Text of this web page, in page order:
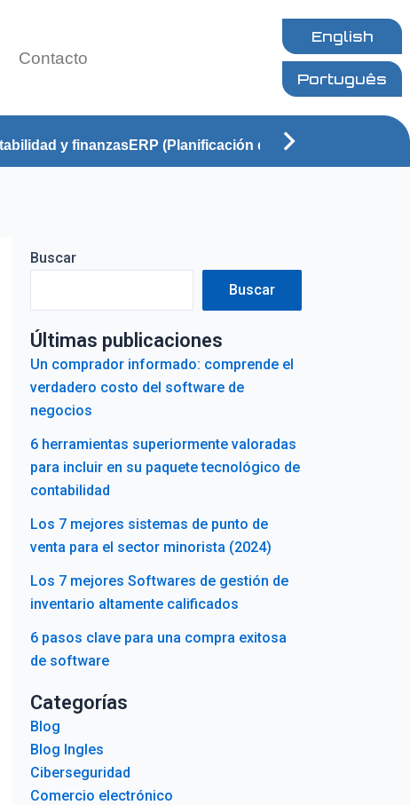
Contacto
English
Português
y finanzasERP (Planificación de Recursos
Buscar
Buscar
Últimas publicaciones
Un comprador informado: comprende el
verdadero costo del software de
negocios
6 herramientas superiormente valoradas
para incluir en su paquete tecnológico de
contabilidad
Los 7 mejores sistemas de punto de
venta para el sector minorista (2024)
Los 7 mejores Softwares de gestión de
inventario altamente calificados
6 pasos clave para una compra exitosa
de software
Categorías
Blog
Blog Ingles
Ciberseguridad
Comercio electrónico